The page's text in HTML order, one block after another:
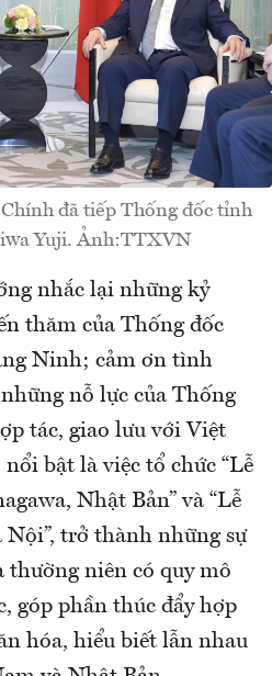
đã tiếp Thống đốc tỉnh
Yuji. Ảnh:TTXVN
nhắc lại những kỷ
thăm của Thống đốc
Ninh; cảm ơn tình
nỗ lực của Thống
tác, giao lưu với Việt
bật là việc tổ chức “Lễ
Nhật Bản” và “Lễ
trở thành những sự
thường niên có quy mô
góp phần thúc đẩy hợp
hóa, hiểu biết lẫn nhau